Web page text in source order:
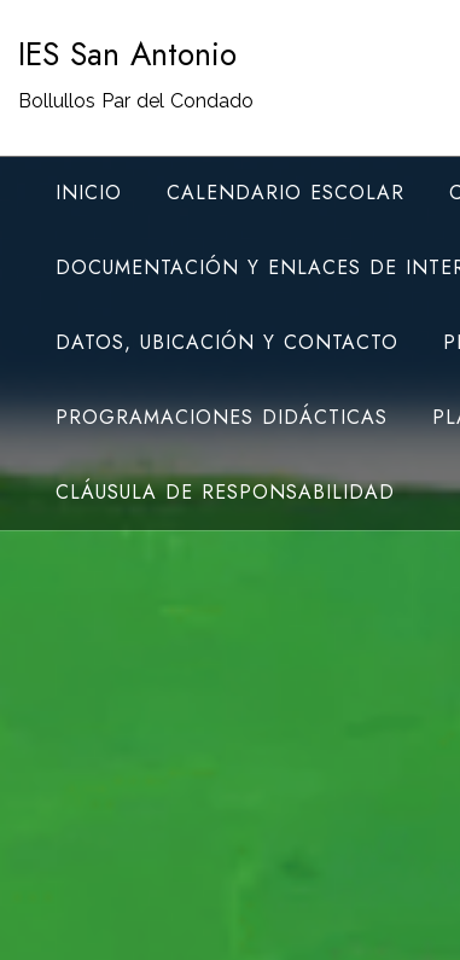
contenido
IES San Antonio
Bollullos Par del Condado
INICIO CALENDARIO ESCOLAR
DOCUMENTACIÓN Y ENLACES DE
DATOS, UBICACIÓN Y CONTACTO
PROGRAMACIONES DIDÁCTICAS
CLÁUSULA DE RESPONSABILIDAD